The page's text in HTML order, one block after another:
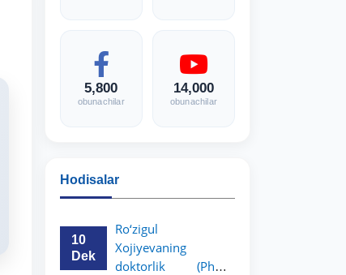
5,800
obunachilar
14,000
obunachilar
Hodisalar
10
Dek
Ro‘zigul
Xojiyevaning
doktorlik (PhD)